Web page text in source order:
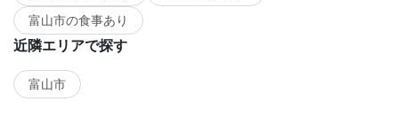
富山市の食事あり
近隣エリアで探す
富山市